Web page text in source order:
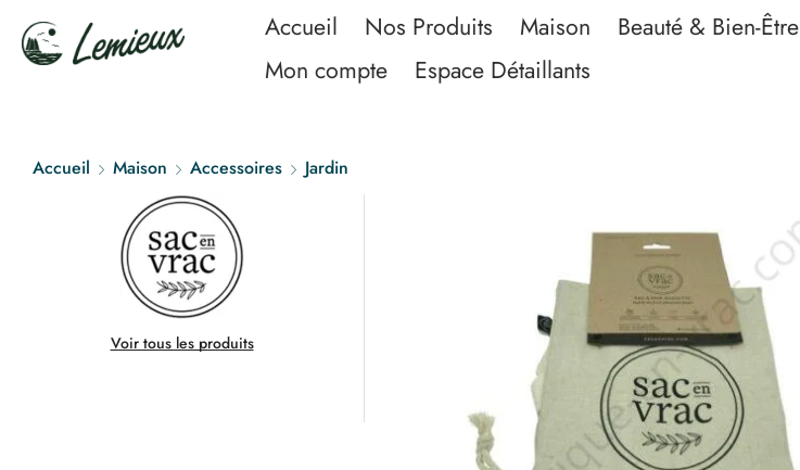
Accueil Nos Produits Maison Beauté & Bien-Être
Mon compte
Espace Détaillants
Accueil Maison Accessoires Jardin
Voir tous les produits